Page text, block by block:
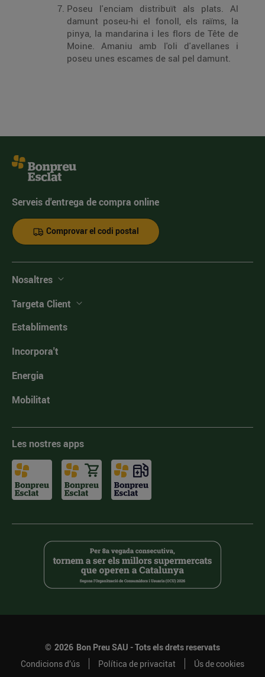
Poseu l'enciam distribuït als plats. Al
damunt poseu-hi el fonoll, els raïms, la
pinya, la mandarina i les flors de Tête de
Moine. Amaniu amb l'oli d'avellanes i
poseu unes escames de sal pel damunt.
Serveis d'entrega de compra online
Comprovar el codi postal
Nosaltres
Targeta Client
Establiments
Incorpora't
Energia
Mobilitat
Les nostres apps
© 2026 Bon Preu SAU - Tots els drets reservats
Condicions d’ús
Política de privacitat Ús de cookies